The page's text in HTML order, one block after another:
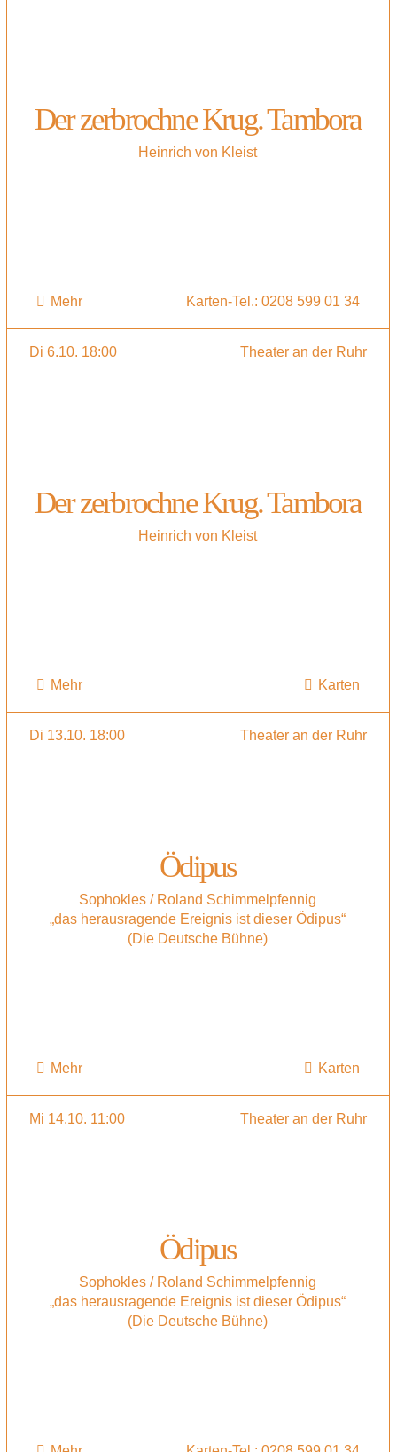
Der zerbrochne Krug. Tambora
Heinrich von Kleist
Mehr Karten-Tel.: 0208 599 01 34
Di 6.10. 18:00 Theater an der Ruhr
Der zerbrochne Krug. Tambora
Heinrich von Kleist
Mehr Karten
Di 13.10. 18:00 Theater an der Ruhr
Ödipus
Sophokles / Roland Schimmelpfennig
„das herausragende Ereignis ist dieser Ödipus“
(Die Deutsche Bühne)
Mehr Karten
Mi 14.10. 11:00 Theater an der Ruhr
Ödipus
Sophokles / Roland Schimmelpfennig
„das herausragende Ereignis ist dieser Ödipus“
(Die Deutsche Bühne)